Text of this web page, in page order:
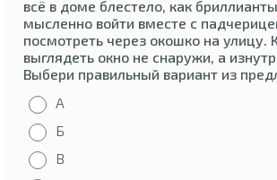
всё в доме блестело, как
мысленно войти вместе с
посмотреть через окошко на улицу.
выглядеть окно не снаружи, а
Выбери правильный вариант из
А
Б
В